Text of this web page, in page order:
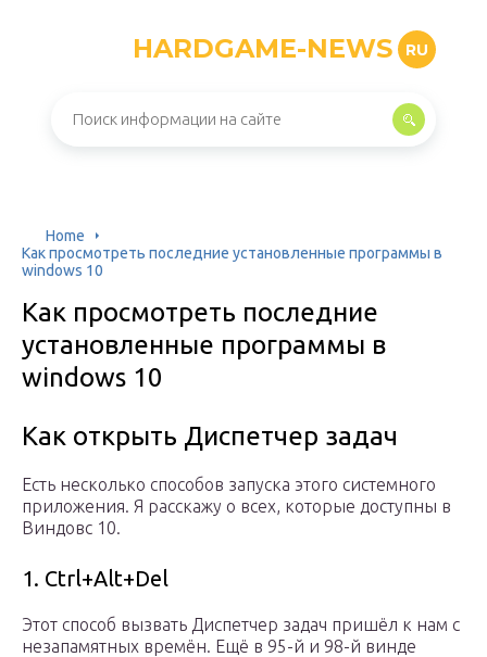
HARDGAME-NEWS RU
Home
Как просмотреть последние установленные программы в
windows 10
Как просмотреть последние
установленные программы в
windows 10
Как открыть Диспетчер задач
Есть несколько способов запуска этого системного
приложения. Я расскажу о всех, которые доступны в
Виндовс 10.
1. Ctrl+Alt+Del
Этот способ вызвать Диспетчер задач пришёл к нам с
незапамятных времён. Ещё в 95-й и 98-й винде